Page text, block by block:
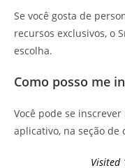
Se você gosta de
recursos exclusivos, o
escolha.
Como posso me
Você pode se
aplicativo, na seção de
Visited